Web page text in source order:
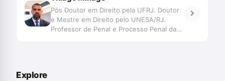
Pós Doutor em Direito pela UFRJ. Doutor
e Mestre em Direito pelo UNESA/RJ.
Professor de Penal e Processo Penal da
Explore